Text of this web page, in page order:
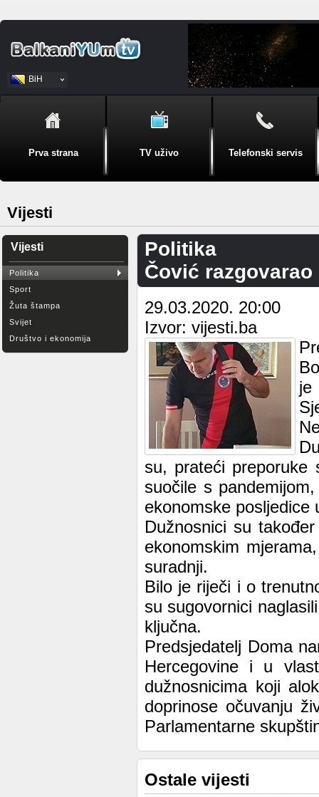
BiH
Srpski
Prva strana TV uživo Telefonski servis
Vijesti
Vijesti
Politika
Sport
Žuta štampa
Svijet
Društvo i ekonomija
Politika
Čović razgovarao
29.03.2020. 20:00
Izvor: vijesti.ba
je
su, prateći preporuke
suočile s
ekonomske posljedice
Dužnosnici su
ekonomskim
suradnji.
Bilo je riječi i o
su sugovornici
ključna.
Predsjedatelj Doma
Hercegovine i u
dužnosnicima koji
doprinose očuvanju
Parlamentarne
Ostale vijesti